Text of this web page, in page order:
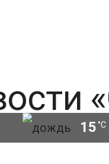
15 °C